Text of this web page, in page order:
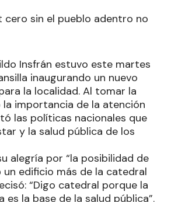
cero sin el pueblo adentro no
Insfrán estuvo este martes
inaugurando un nuevo
la localidad. Al tomar la
importancia de la atención
las políticas nacionales que
y la salud pública de los
alegría por “la posibilidad de
un edificio más de la catedral
“Digo catedral porque la
es la base de la salud pública”.